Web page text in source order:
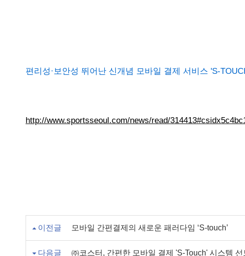
편리성·보안성 뛰어난 신개념 모바일 결제 서비스 'S-
http://www.sportsseoul.com/news/read/
이전글 모바일 간편결제의 새로운 패러다임 ‘S-touch’
다음글 ㈜코스터, 간편한 모바일 결제 'S-Touch' 시스템 선